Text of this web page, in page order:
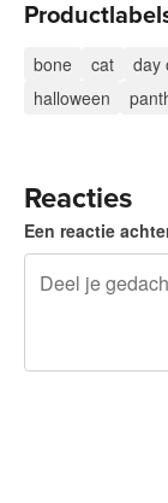
bone cat day
halloween
Reacties
Een reactie